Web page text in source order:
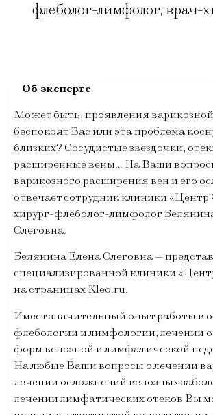
флеболог-лимфолог, врач-
Может быть, проявления
беспокоят Вас или эта проблема
близких? Сосудистые звездочки,
расширенные вены… На Ваши
варикозного расширения вен и его
отвечает сотрудник клиники «Центр
хирург-флеболог-лимфолог
Олеговна.
Белянина Елена Олеговна —
специализированной клиники
на страницах Kleo.ru.
Имеет значительный опыт работы в
флебологии и лимфологии, лечении
форм венозной и лимфатической
На любые Ваши вопросы о лечении
лечении осложнений венозных
лечении лимфатических отеков Вы